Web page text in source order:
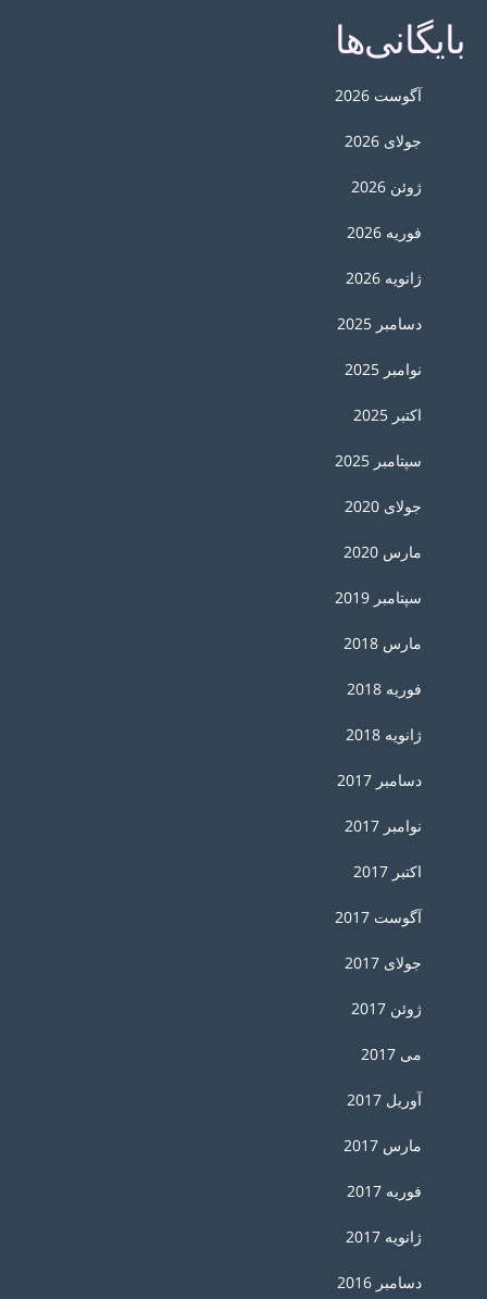
بایگانی‌ها
آگوست 2026
جولای 2026
ژوئن 2026
فوریه 2026
ژانویه 2026
دسامبر 2025
نوامبر 2025
اکتبر 2025
سپتامبر 2025
جولای 2020
مارس 2020
سپتامبر 2019
مارس 2018
فوریه 2018
ژانویه 2018
دسامبر 2017
نوامبر 2017
اکتبر 2017
آگوست 2017
جولای 2017
ژوئن 2017
می 2017
آوریل 2017
مارس 2017
فوریه 2017
ژانویه 2017
دسامبر 2016